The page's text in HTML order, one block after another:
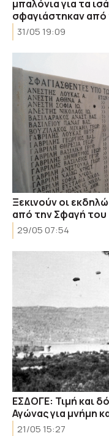
μπαλόνια για τα
σφαγιάστηκαν από
31/05 19:09
Ξεκινούν οι
από την Σφαγή
29/05 07:54
EΣΔΟΓΕ: Τιμή και
Αγώνας για μνήμη
21/05 15:27